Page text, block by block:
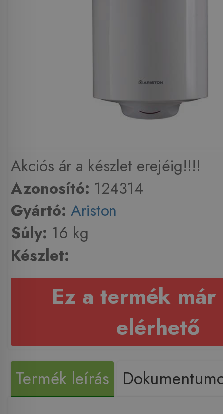
Akciós ár a készlet erejéig!!!!
Azonosító: 124314
Gyártó: Ariston
Súly: 16 kg
Készlet:
Ez a termék már
elérhető
Termék leírás